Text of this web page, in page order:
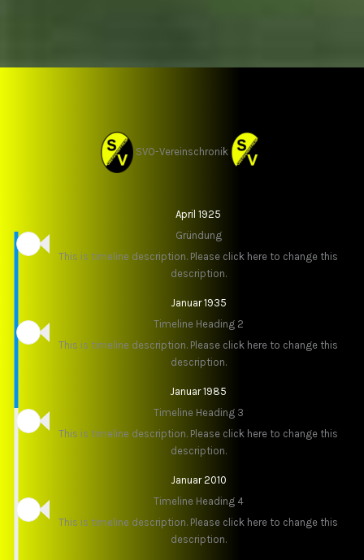
SVO-Vereinschronik
April 1925
Gründung
This is timeline description. Please click here to change this
description.
Januar 1935
Timeline Heading 2
This is timeline description. Please click here to change this
description.
Januar 1985
Timeline Heading 3
This is timeline description. Please click here to change this
description.
Januar 2010
Timeline Heading 4
This is timeline description. Please click here to change this
description.